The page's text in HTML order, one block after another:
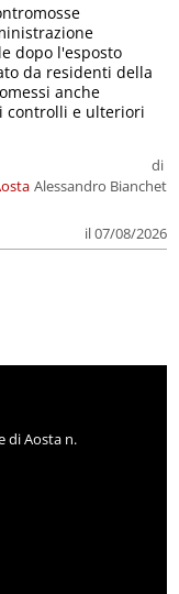
di
Alessandro Bianchet
il 07/08/2026
dopo l'esposto
da residenti della
anche
controlli e ulteriori
di Aosta n.